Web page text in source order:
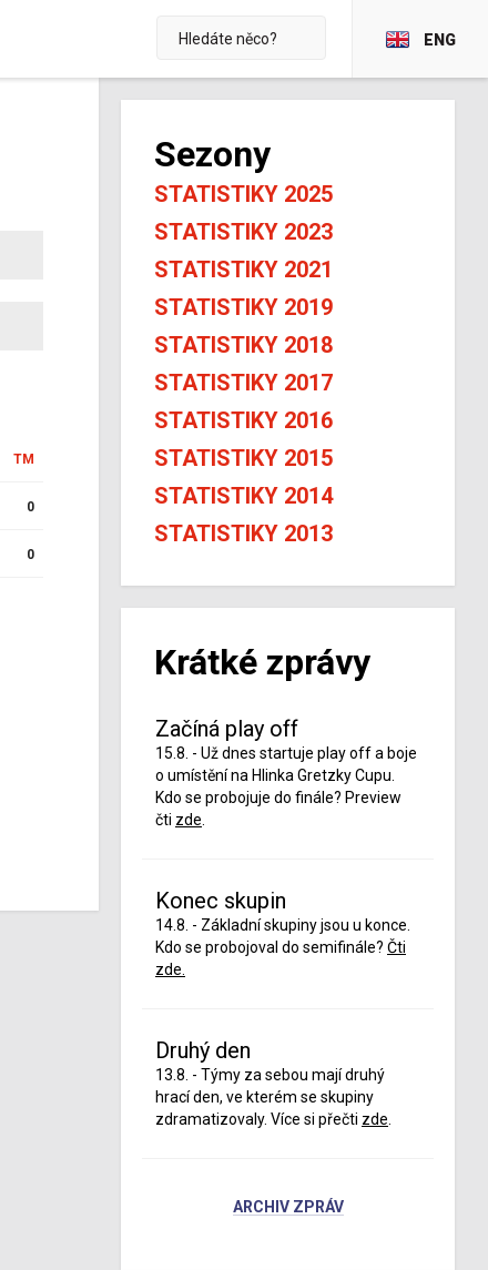
ENG
TM
0
0
Sezony
STATISTIKY 2025
STATISTIKY 2023
STATISTIKY 2021
STATISTIKY 2019
STATISTIKY 2018
STATISTIKY 2017
STATISTIKY 2016
STATISTIKY 2015
STATISTIKY 2014
STATISTIKY 2013
Krátké zprávy
Začíná play off
15.8. - Už dnes startuje play off a boje
o umístění na Hlinka Gretzky Cupu.
Kdo se probojuje do finále? Preview
čti zde
Konec skupin
14.8. - Základní skupiny jsou u konce.
Kdo se probojoval do semifinále? Čti
zde.
Druhý den
13.8. - Týmy za sebou mají druhý
hrací den, ve kterém se skupiny
zdramatizovaly. Více si přečti zde
ARCHIV ZPRÁV